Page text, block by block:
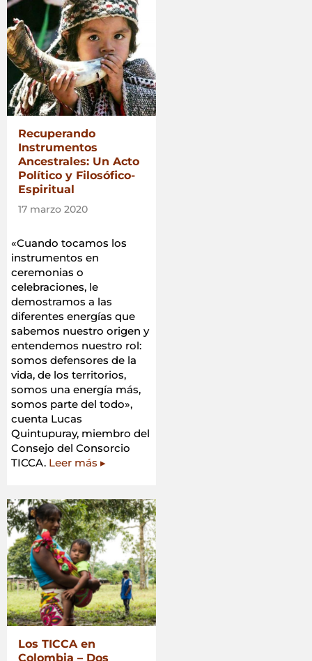
Recuperando
Instrumentos
Ancestrales: Un Acto
Político y Filosófico-
Espiritual
17 marzo 2020
«Cuando tocamos los
instrumentos en
ceremonias o
celebraciones, le
demostramos a las
diferentes energías que
sabemos nuestro origen y
entendemos nuestro rol:
somos defensores de la
vida, de los territorios,
somos una energía más,
somos parte del todo»,
cuenta Lucas
Quintupuray, miembro del
Consejo del Consorcio
TICCA. Leer más ▸
Los TICCA en
Colombia – Dos